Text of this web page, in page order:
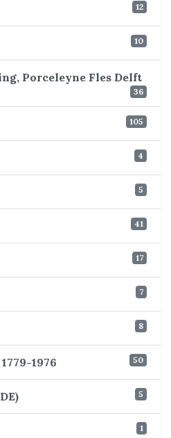
12
10
Porceleyne Fles Delft
36
105
4
5
41
17
7
8
1976 50
5
1